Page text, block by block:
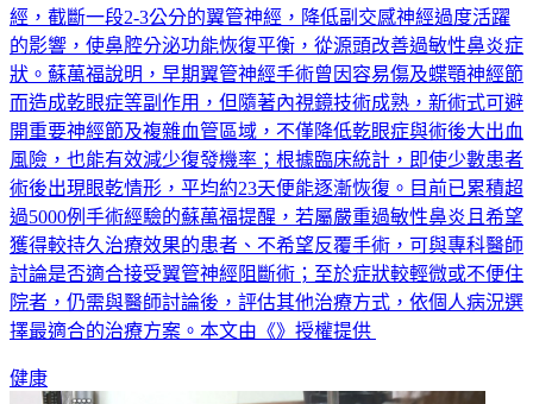
經，截斷一段2-3公分的翼管神經，降低副交感神經過度活躍
的影響，使鼻腔分泌功能恢復平衡，從源頭改善過敏性鼻炎症
狀。蘇萬福說明，早期翼管神經手術曾因容易傷及蝶顎神經節
而造成乾眼症等副作用，但隨著內視鏡技術成熟，新術式可避
開重要神經節及複雜血管區域，不僅降低乾眼症與術後大出血
風險，也能有效減少復發機率；根據臨床統計，即使少數患者
術後出現眼乾情形，平均約23天便能逐漸恢復。目前已累積超
過5000例手術經驗的蘇萬福提醒，若屬嚴重過敏性鼻炎且希望
獲得較持久治療效果的患者、不希望反覆手術，可與專科醫師
討論是否適合接受翼管神經阻斷術；至於症狀較輕微或不便住
院者，仍需與醫師討論後，評估其他治療方式，依個人病況選
擇最適合的治療方案。本文由《》授權提供
健康